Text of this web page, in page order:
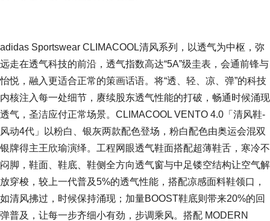
adidas Sportswear CLIMACOOL清风系列，以透气为中枢，弥
远走在透气科技的前沿，透气指数高达“5A”级圭表，会通前锋与
怡悦，融入更适合正常的策画话语。将“透、轻、凉、弹”的科技
内核注入每一处细节，赓续股东透气性能的打破，畅通时候涌现
透气，圣洁应付正常场景。CLIMACOOL VENTO 4.0「清风鞋-
风动4代」以粉白、银灰两款配色登场，粉白配色由奥运会混双
银牌得主王欣瑜演绎。工程网眼透气鞋面搭配超薄鞋舌，寒冷不
闷脚，鞋面、鞋底、鞋侧全方向透气窗与中足镂空结构让空气解
放穿梭，较上一代普及5%的透气性能，搭配凉感面料鞋领口，
如清风拂过，时候保持涌现；加量BOOST鞋底则带来20%的回
弹普及，让每一步齐细小有劲，步调乘风。搭配 MODERN